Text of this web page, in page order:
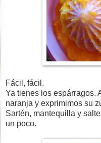
Fácil, fácil.
Ya tienes los espárragos.
naranja y exprimimos su
Sartén, mantequilla y
un poco.